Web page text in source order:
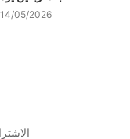
14/05/2026